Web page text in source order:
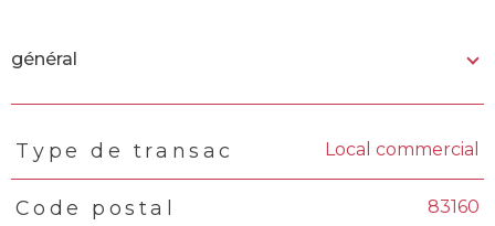
général
TRAD_PAMPERO_Caracteristique Valeurs
Type de transac Local commercial
Code postal 83160